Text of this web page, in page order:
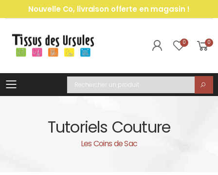
Nouvelle Co, livraison offerte en magasin !
0 0
Toggle mobile menu
Recherche
Tutoriels Couture
Les Coins de Sac